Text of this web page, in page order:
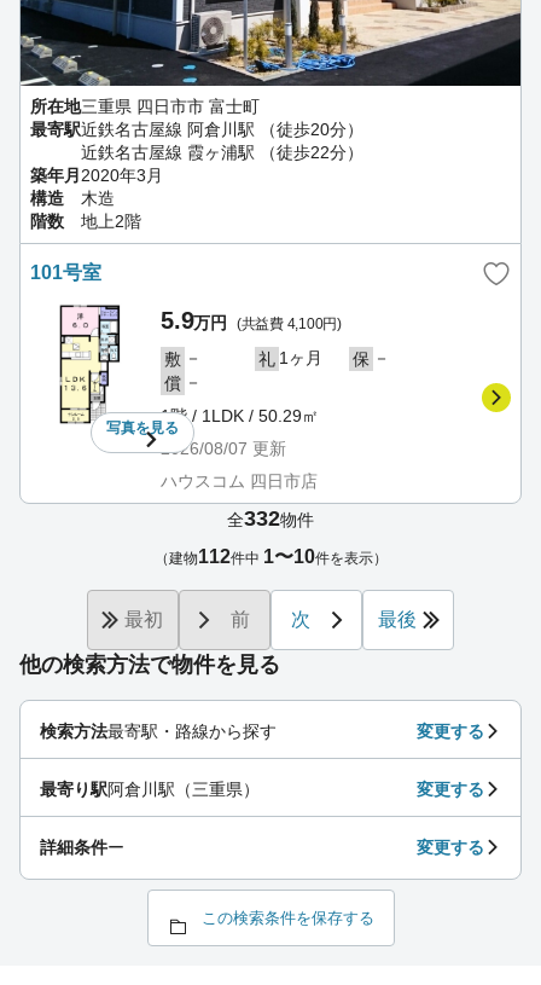
所在地三重県 四日市市 富士町
最寄駅近鉄名古屋線 阿倉川駅 （徒歩20分）
近鉄名古屋線 霞ヶ浦駅 （徒歩22分）
築年月2020年3月
構造
木造
階数
地上2階
101号室
写真を見る
5.9万円 (共益費 4,100円)
敷 － 礼 1ヶ月 保 －
償 －
1階 / 1LDK / 50.29㎡
2026/08/07 更新
ハウスコム 四日市店
他の検索方法で物件を見る
検索方法最寄駅・路線から探す 変更する
最寄り駅阿倉川駅（三重県） 変更する
詳細条件ー 変更する
この検索条件を保存する
全332物件
（建物112件中 1〜10件を表示）
最初 前 次 最後